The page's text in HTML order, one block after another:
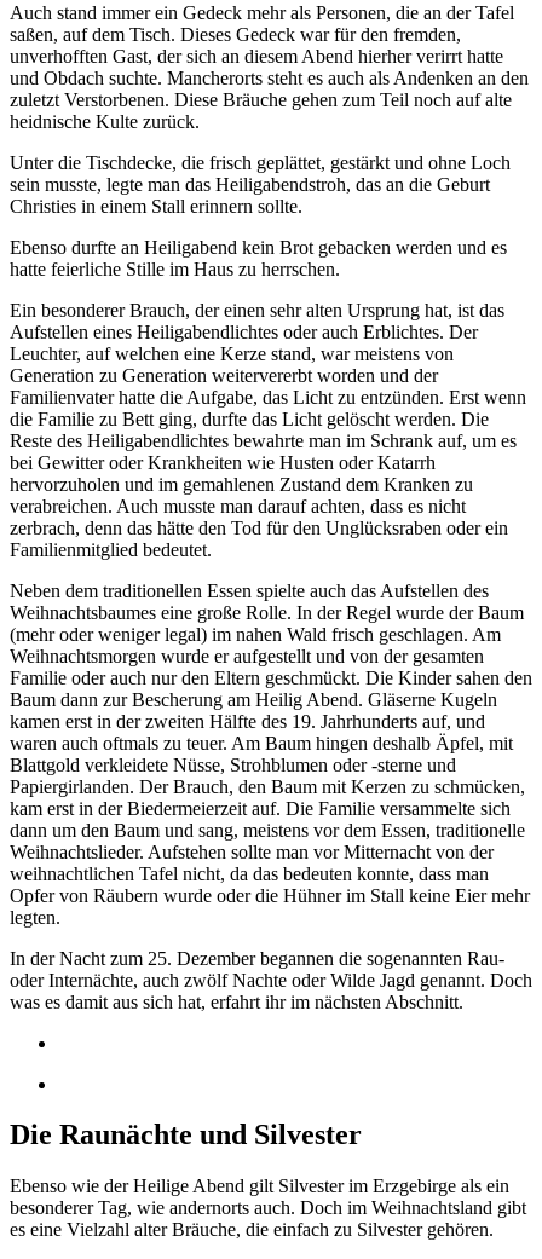
Auch stand immer ein Gedeck mehr als Personen, die an der Tafel
saßen, auf dem Tisch. Dieses Gedeck war für den fremden,
unverhofften Gast, der sich an diesem Abend hierher verirrt hatte
und Obdach suchte. Mancherorts steht es auch als Andenken an den
zuletzt Verstorbenen. Diese Bräuche gehen zum Teil noch auf alte
heidnische Kulte zurück.
Unter die Tischdecke, die frisch geplättet, gestärkt und ohne Loch
sein musste, legte man das Heiligabendstroh, das an die Geburt
Christies in einem Stall erinnern sollte.
Ebenso durfte an Heiligabend kein Brot gebacken werden und es
hatte feierliche Stille im Haus zu herrschen.
Ein besonderer Brauch, der einen sehr alten Ursprung hat, ist das
Aufstellen eines Heiligabendlichtes oder auch Erblichtes. Der
Leuchter, auf welchen eine Kerze stand, war meistens von
Generation zu Generation weitervererbt worden und der
Familienvater hatte die Aufgabe, das Licht zu entzünden. Erst wenn
die Familie zu Bett ging, durfte das Licht gelöscht werden. Die
Reste des Heiligabendlichtes bewahrte man im Schrank auf, um es
bei Gewitter oder Krankheiten wie Husten oder Katarrh
hervorzuholen und im gemahlenen Zustand dem Kranken zu
verabreichen. Auch musste man darauf achten, dass es nicht
zerbrach, denn das hätte den Tod für den Unglücksraben oder ein
Familienmitglied bedeutet.
Neben dem traditionellen Essen spielte auch das Aufstellen des
Weihnachtsbaumes eine große Rolle. In der Regel wurde der Baum
(mehr oder weniger legal) im nahen Wald frisch geschlagen. Am
Weihnachtsmorgen wurde er aufgestellt und von der gesamten
Familie oder auch nur den Eltern geschmückt. Die Kinder sahen den
Baum dann zur Bescherung am Heilig Abend. Gläserne Kugeln
kamen erst in der zweiten Hälfte des 19. Jahrhunderts auf, und
waren auch oftmals zu teuer. Am Baum hingen deshalb Äpfel, mit
Blattgold verkleidete Nüsse, Strohblumen oder -sterne und
Papiergirlanden. Der Brauch, den Baum mit Kerzen zu schmücken,
kam erst in der Biedermeierzeit auf. Die Familie versammelte sich
dann um den Baum und sang, meistens vor dem Essen, traditionelle
Weihnachtslieder. Aufstehen sollte man vor Mitternacht von der
weihnachtlichen Tafel nicht, da das bedeuten konnte, dass man
Opfer von Räubern wurde oder die Hühner im Stall keine Eier mehr
legten.
In der Nacht zum 25. Dezember begannen die sogenannten Rau-
oder Internächte, auch zwölf Nachte oder Wilde Jagd genannt. Doch
was es damit aus sich hat, erfahrt ihr im nächsten Abschnitt.
Die Raunächte und Silvester
Ebenso wie der Heilige Abend gilt Silvester im Erzgebirge als ein
besonderer Tag, wie andernorts auch. Doch im Weihnachtsland gibt
es eine Vielzahl alter Bräuche, die einfach zu Silvester gehören.